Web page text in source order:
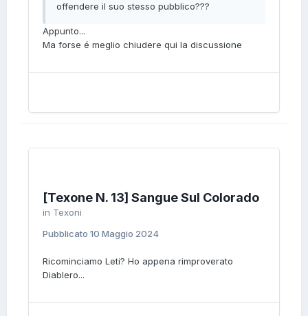
offendere il suo stesso pubblico???
Appunto...
Ma forse é meglio chiudere qui la discussione
[Texone N. 13] Sangue Sul Colorado
in Texoni
Pubblicato 10 Maggio 2024
Ricominciamo Leti? Ho appena rimproverato
Diablero...